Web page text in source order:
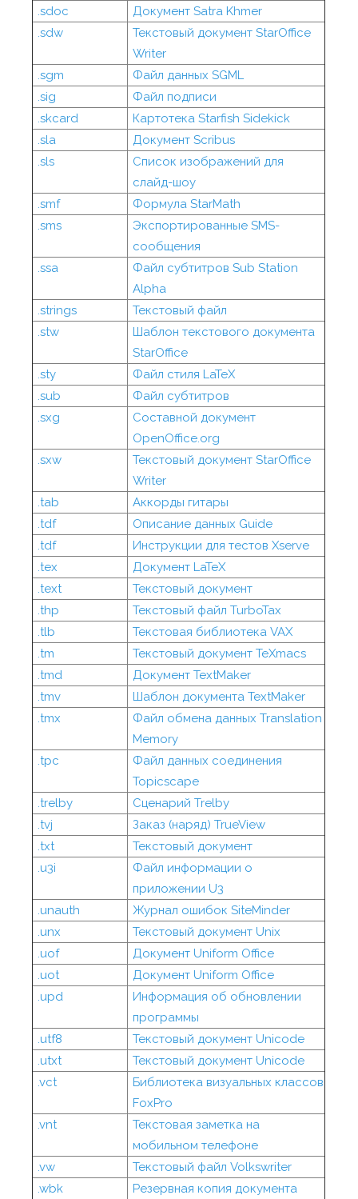
.sdoc
Документ Satra Khmer
.sdw
Текстовый документ StarOffice
Writer
.sgm
Файл данных SGML
.sig
Файл подписи
.skcard
Картотека Starfish Sidekick
.sla
Документ Scribus
.sls
Список изображений для
слайд-шоу
.smf
Формула StarMath
.sms
Экспортированные SMS-
сообщения
.ssa
Файл субтитров Sub Station
Alpha
.strings
Текстовый файл
.stw
Шаблон текстового документа
StarOffice
.sty
Файл стиля LaTeX
.sub
Файл субтитров
.sxg
Составной документ
OpenOffice.org
.sxw
Текстовый документ StarOffice
Writer
.tab
Аккорды гитары
.tdf
Описание данных Guide
.tdf
Инструкции для тестов Xserve
.tex
Документ LaTeX
.text
Текстовый документ
.thp
Текстовый файл TurboTax
.tlb
Текстовая библиотека VAX
.tm
Текстовый документ TeXmacs
.tmd
Документ TextMaker
.tmv
Шаблон документа TextMaker
.tmx
Файл обмена данных Translation
Memory
.tpc
Файл данных соединения
Topicscape
.trelby
Сценарий Trelby
.tvj
Заказ (наряд) TrueView
.txt
Текстовый документ
.u3i
Файл информации о
приложении U3
.unauth
Журнал ошибок SiteMinder
.unx
Текстовый документ Unix
.uof
Документ Uniform Office
.uot
Документ Uniform Office
.upd
Информация об обновлении
программы
.utf8
Текстовый документ Unicode
.utxt
Текстовый документ Unicode
.vct
Библиотека визуальных классов
FoxPro
.vnt
Текстовая заметка на
мобильном телефоне
.vw
Текстовый файл Volkswriter
.wbk
Резервная копия документа